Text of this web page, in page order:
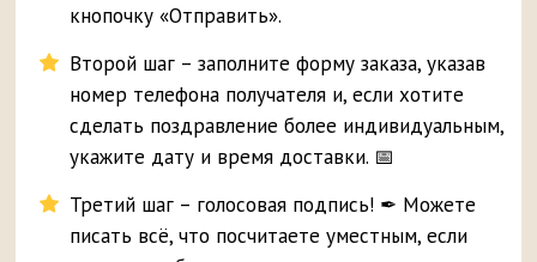
кнопочку «Отправить».
Второй шаг – заполните форму заказа, указав
номер телефона получателя и, если хотите
сделать поздравление более индивидуальным,
укажите дату и время доставки. 📅
Третий шаг – голосовая подпись! ✒ Можете
писать всё, что посчитаете уместным, если